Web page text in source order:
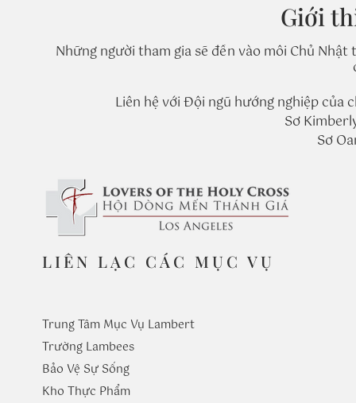
Giới
Những người tham gia sẽ đến vào mỗi Chủ
Liên hệ với Đội ngũ hướng nghiệp
Sơ
Sơ
LIÊN LẠC CÁC MỤC VỤ
Trung Tâm Mục Vụ Lambert
Trường Lambees
Bảo Vệ Sự Sống
Kho Thực Phẩm